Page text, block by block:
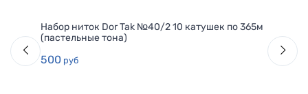
Набор ниток Dor Tak №40/2 10 катушек по 365м
(пастельные тона)
500 руб